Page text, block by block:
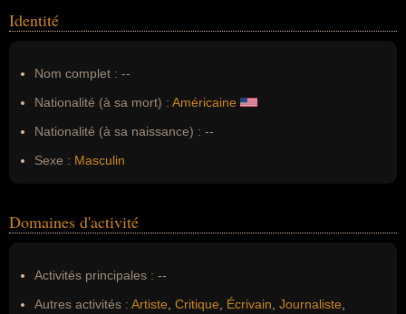
Identité
Nom complet : --
Nationalité (à sa mort) : Américaine
Nationalité (à sa naissance) : --
Sexe : Masculin
Domaines d'activité
Activités principales : --
Autres activités : Artiste Critique Écrivain Journaliste